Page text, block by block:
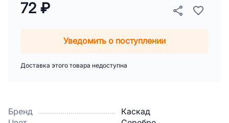
Бренд
Каскад
72 ₽
Уведомить о поступлении
Доставка этого товара недоступна